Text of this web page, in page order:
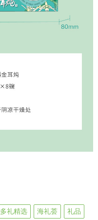
多礼精选 海礼荟 礼品